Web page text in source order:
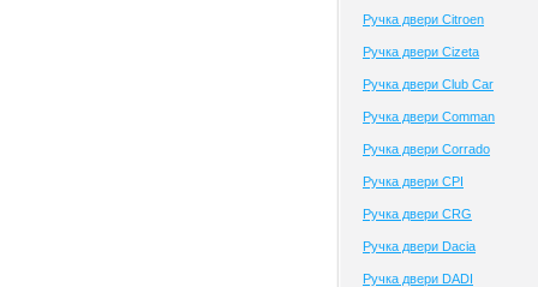
Ручка двери Citroen
Ручка двери Cizeta
Ручка двери Club Сar
Ручка двери Comman
Ручка двери Corrado
Ручка двери CPI
Ручка двери CRG
Ручка двери Dacia
Ручка двери DADI